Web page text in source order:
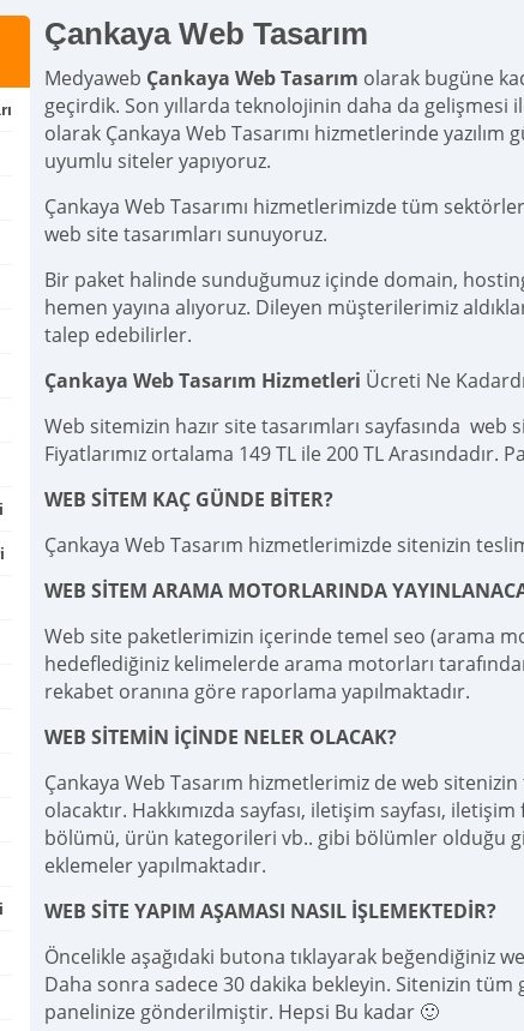
Çankaya Web Tasarım
Medyaweb Çankaya Web Tasarım olarak bugüne
geçirdik. Son yıllarda teknolojinin daha da gelişmesi
olarak Çankaya Web Tasarımı hizmetlerinde
uyumlu siteler yapıyoruz.
Çankaya Web Tasarımı hizmetlerimizde tüm
web site tasarımları sunuyoruz.
Bir paket halinde sunduğumuz içinde domain,
hemen yayına alıyoruz. Dileyen müşterilerimiz
talep edebilirler.
Çankaya Web Tasarım Hizmetleri Ücreti Ne
Web sitemizin hazır site tasarımları sayfasında
Fiyatlarımız ortalama 149 TL ile 200 TL
WEB SİTEM KAÇ GÜNDE BİTER?
Çankaya Web Tasarım hizmetlerimizde sitenizin
WEB SİTEM ARAMA MOTORLARINDA
Web site paketlerimizin içerinde temel seo (arama
hedeflediğiniz kelimelerde arama motorları
rekabet oranına göre raporlama yapılmaktadır.
WEB SİTEMİN İÇİNDE NELER OLACAK?
Çankaya Web Tasarım hizmetlerimiz de web
olacaktır. Hakkımızda sayfası, iletişim sayfası,
bölümü, ürün kategorileri vb.. gibi bölümler olduğu
eklemeler yapılmaktadır.
WEB SİTE YAPIM AŞAMASI NASIL İŞLEMEKTEDİR?
Öncelikle aşağıdaki butona tıklayarak beğendiğiniz
Daha sonra sadece 30 dakika bekleyin. Sitenizin
panelinize gönderilmiştir. Hepsi Bu kadar 🙂